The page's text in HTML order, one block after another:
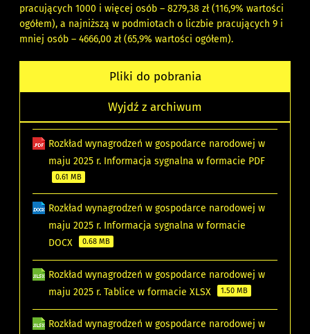
pracujących 1000 i więcej osób – 8279,38 zł (116,9% wartości
ogółem), a najniższą w podmiotach o liczbie pracujących 9 i
mniej osób – 4666,00 zł (65,9% wartości ogółem).
Pliki do pobrania
Wyjdź z archiwum
Rozkład wynagrodzeń w gospodarce narodowej w
maju 2025 r. Informacja sygnalna w formacie PDF
0.61 MB
Rozkład wynagrodzeń w gospodarce narodowej w
maju 2025 r. Informacja sygnalna w formacie
DOCX
0.68 MB
Rozkład wynagrodzeń w gospodarce narodowej w
maju 2025 r. Tablice w formacie XLSX
1.50 MB
Rozkład wynagrodzeń w gospodarce narodowej w